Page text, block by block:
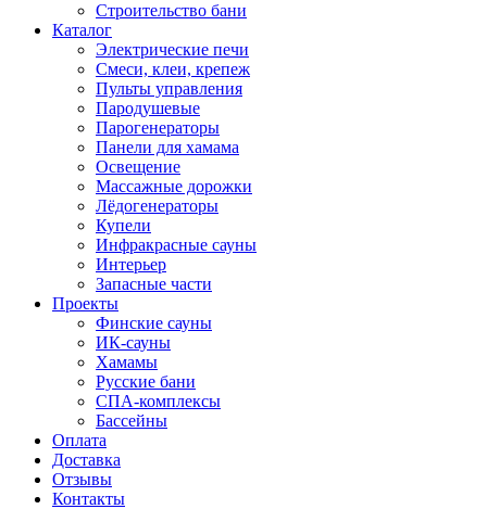
Строительство бани
Каталог
Электрические печи
Смеси, клеи, крепеж
Пульты управления
Пародушевые
Парогенераторы
Панели для хамама
Освещение
Массажные дорожки
Лёдогенераторы
Купели
Инфракрасные сауны
Интерьер
Запасные части
Проекты
Финские сауны
ИК-сауны
Хамамы
Русские бани
СПА-комплексы
Бассейны
Оплата
Доставка
Отзывы
Контакты